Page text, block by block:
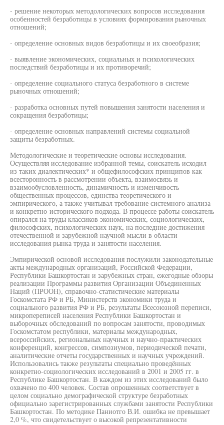
- решение некоторых методологических вопросов исследования
особенностей безработицы в условиях формирования рыночных
отношений;
- определение основных видов безработицы и их своеобразия;
- выявление экономических, социальных и психологических
последствий безработицы и их противоречий;
- определение социального статуса безработного в системе
рыночных отношений;
- разработка основных путей повышения занятости населения и
сокращения безработицы;
- определение основных направлений системы социальной
защиты безработных.
Методологические и теоретические основы исследования.
Осуществляя исследование избранной темы, соискатель исходил
из таких диалектических* и общефилософских принципов как
всесторонность в рассмотрении объекта, взаимосвязь и
взаимообусловленность, динамичность и изменчивость
общественных процессов, единства теоретического и
эмпирического, а также учитывал требование системного анализа
и конкретно-исторического подхода. В процессе работы соискатель
опирался на труды классиков экономических, социологических,
философских, психологических наук, на последние достижения
отечественной и зарубежной научной мысли в области
исследования рынка труда и занятости населения.
Эмпирической основой исследования послужили законодательные
акты международных организаций, Российской Федерации,
Республики Башкортостан и зарубежных стран, ежегодные обзоры
реализации Программы развития Организации Объединенных
Наций (ПРООН), справочно-статистические материалы
Госкомстата РФ и РБ, Министерств экономики труда и
социального развития РФ и РБ, результаты Всесоюзной переписи,
микропереписей населения Республики Башкортостан и
выборочных обследований по вопросам занятости, проводимых
Госкомстатом республики, материалы международных,
всероссийских, региональных научных и научно-практических
конференций, конгрессов, симпозиумов, периодической печати,
аналитические отчеты государственных и научных учреждений.
Использовались также результаты специально проведённых
конкретно-социологических исследований в 2001 и 2005 гг. в
Республике Башкортостан. В каждом из этих исследований было
охвачено по 400 человек. Состав опрошенных соответствует в
целом социально демографической структуре безработных
официально зарегистрированных службами занятости Республики
Башкортостан. По методике Паниотго В.И. ошибка не превышает
2,0 %, что свидетельствует о высокой репрезентативности